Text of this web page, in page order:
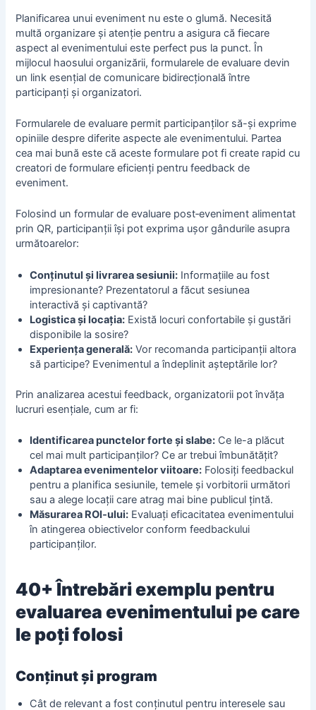
Planificarea unui eveniment nu este o glumă. Necesită
multă organizare și atenție pentru a asigura că fiecare
aspect al evenimentului este perfect pus la punct. În
mijlocul haosului organizării, formularele de evaluare devin
un link esențial de comunicare bidirecțională între
participanți și organizatori.
Formularele de evaluare permit participanților să-și exprime
opiniile despre diferite aspecte ale evenimentului. Partea
cea mai bună este că aceste formulare pot fi create rapid cu
creatori de formulare eficienți pentru feedback de
eveniment.
Folosind un formular de evaluare post‑eveniment alimentat
prin QR, participanții își pot exprima ușor gândurile asupra
următoarelor:
Conținutul și livrarea sesiunii: Informațiile au fost
impresionante? Prezentatorul a făcut sesiunea
interactivă și captivantă?
Logisticași locația: Există locuri confortabile și gustări
disponibile la sosire?
Experiența generală: Vor recomanda participanții altora
să participe? Evenimentul a îndeplinit așteptările lor?
Prin analizarea acestui feedback, organizatorii pot învăța
lucruri esențiale, cum ar fi:
Identificarea punctelor forte și slabe: Ce le-a plăcut
cel mai mult participanților? Ce ar trebui îmbunătățit?
Adaptarea evenimentelor viitoare: Folosiți feedbackul
pentru a planifica sesiunile, temele și vorbitorii următori
sau a alege locații care atrag mai bine publicul țintă.
Măsurarea ROI‑ului: Evaluați eficacitatea evenimentului
în atingerea obiectivelor conform feedbackului
participanților.
40+ Întrebări exemplu pentru
evaluarea evenimentului pe care
le poți folosi
Conținut și program
Cât de relevant a fost conținutul pentru interesele sau